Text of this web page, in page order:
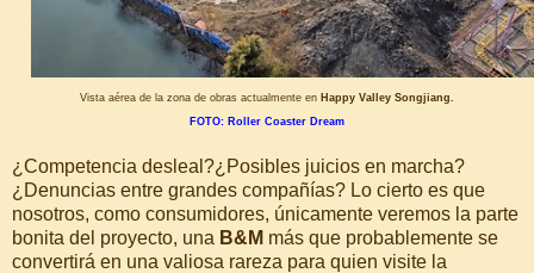
Vista aérea de la zona de obras actualmente en Happy Valley Songjiang.
FOTO: Roller Coaster Dream
¿Competencia desleal?¿Posibles juicios en marcha?
¿Denuncias entre grandes compañías? Lo cierto es que
nosotros, como consumidores, únicamente veremos la parte
bonita del proyecto, una B&M más que probablemente se
convertirá en una valiosa rareza para quien visite la